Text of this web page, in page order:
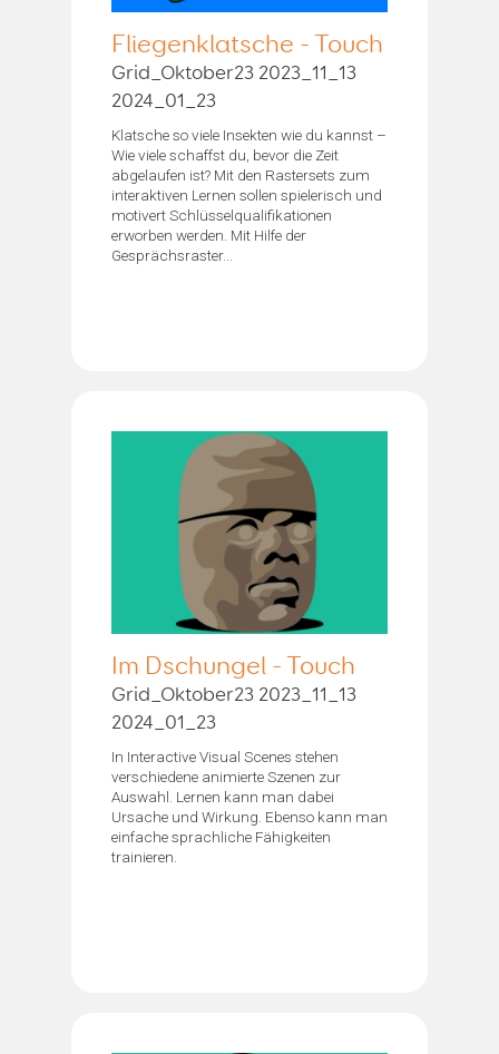
Fliegenklatsche - Touch
Grid_Oktober23 2023_11_13
2024_01_23
Klatsche so viele Insekten wie du kannst –
Wie viele schaffst du, bevor die Zeit
abgelaufen ist? Mit den Rastersets zum
interaktiven Lernen sollen spielerisch und
motivert Schlüsselqualifikationen
erworben werden. Mit Hilfe der
Gesprächsraster...
Im Dschungel - Touch
Grid_Oktober23 2023_11_13
2024_01_23
In Interactive Visual Scenes stehen
verschiedene animierte Szenen zur
Auswahl. Lernen kann man dabei
Ursache und Wirkung. Ebenso kann man
einfache sprachliche Fähigkeiten
trainieren.